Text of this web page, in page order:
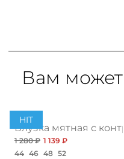
Вам
HIT
Блузка мятная с
1 280 ₽ 1 139 ₽
44 46 48 52